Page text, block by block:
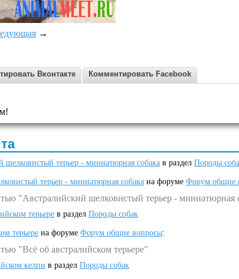
→
Вконтакте Комментировать Facebook
шелковистый терьер - миниатюрная собака в раздел Породы
терьер - миниатюрная собака на форуме Форум общие
"Австралийский шелковистый терьер - миниатюрная
терьере в раздел Породы собак
терьере на форуме Форум общие вопросы:
"Всё об австралийском терьере"
келпи в раздел Породы собак